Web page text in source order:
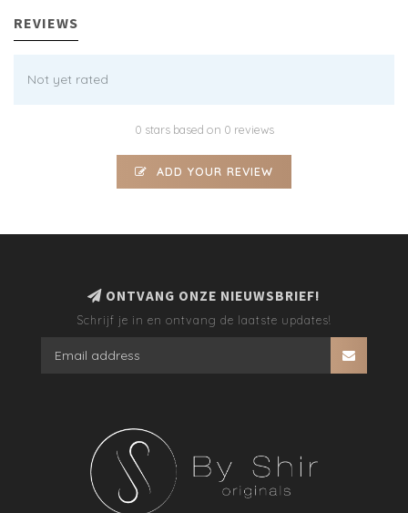
REVIEWS
Not yet rated
0 stars based on 0 reviews
ADD YOUR REVIEW
ONTVANG ONZE NIEUWSBRIEF!
Schrijf je in en ontvang de laatste updates!